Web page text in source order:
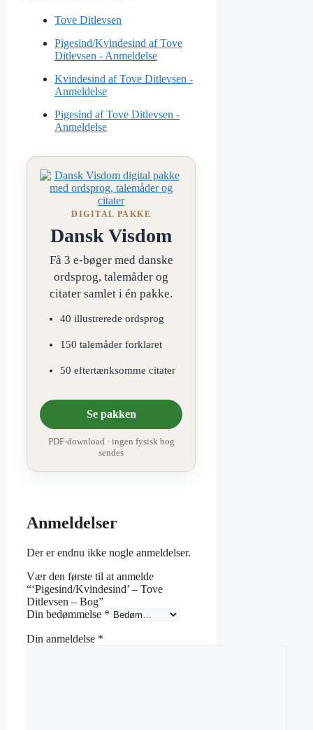
Tove Ditlevsen
Pigesind/Kvindesind af Tove
Ditlevsen - Anmeldelse
Kvindesind af Tove Ditlevsen -
Anmeldelse
Pigesind af Tove Ditlevsen -
Anmeldelse
DIGITAL PAKKE
Dansk Visdom
Få 3 e-bøger med danske
ordsprog, talemåder og
citater samlet i én pakke.
40 illustrerede ordsprog
150 talemåder forklaret
50 eftertænksomme citater
Se pakken
PDF-download · ingen fysisk bog
sendes
Anmeldelser
Der er endnu ikke nogle anmeldelser.
Vær den første til at anmelde
“‘Pigesind/Kvindesind’ – Tove
Ditlevsen – Bog”
Din bedømmelse *
Din anmeldelse *